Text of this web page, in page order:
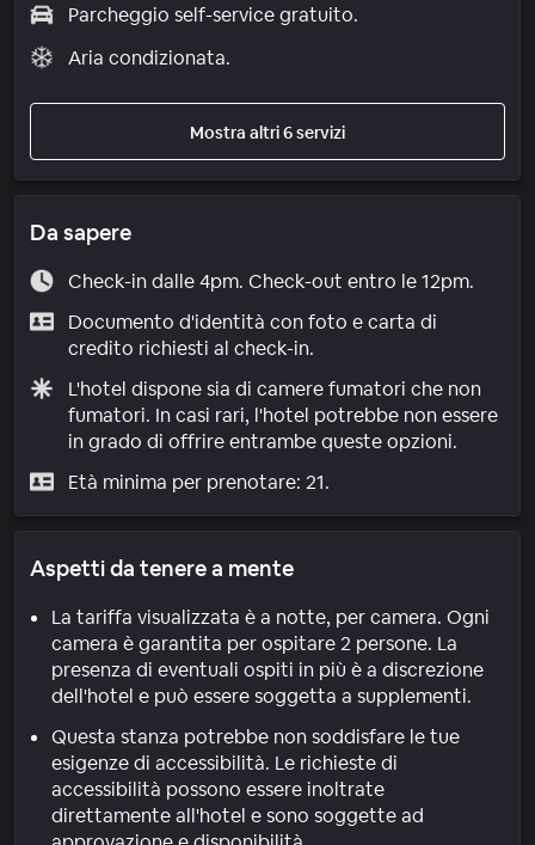
Parcheggio self-service gratuito.
Aria condizionata.
Mostra altri 6 servizi
Da sapere
Check-in dalle 4pm. Check-out entro le 12pm.
Documento d'identità con foto e carta di
credito richiesti al check-in.
L'hotel dispone sia di camere fumatori che non
fumatori. In casi rari, l'hotel potrebbe non essere
in grado di offrire entrambe queste opzioni.
Età minima per prenotare: 21.
Aspetti da tenere a mente
La tariffa visualizzata è a notte, per camera. Ogni
camera è garantita per ospitare 2 persone. La
presenza di eventuali ospiti in più è a discrezione
dell'hotel e può essere soggetta a supplementi.
Questa stanza potrebbe non soddisfare le tue
esigenze di accessibilità. Le richieste di
accessibilità possono essere inoltrate
direttamente all'hotel e sono soggette ad